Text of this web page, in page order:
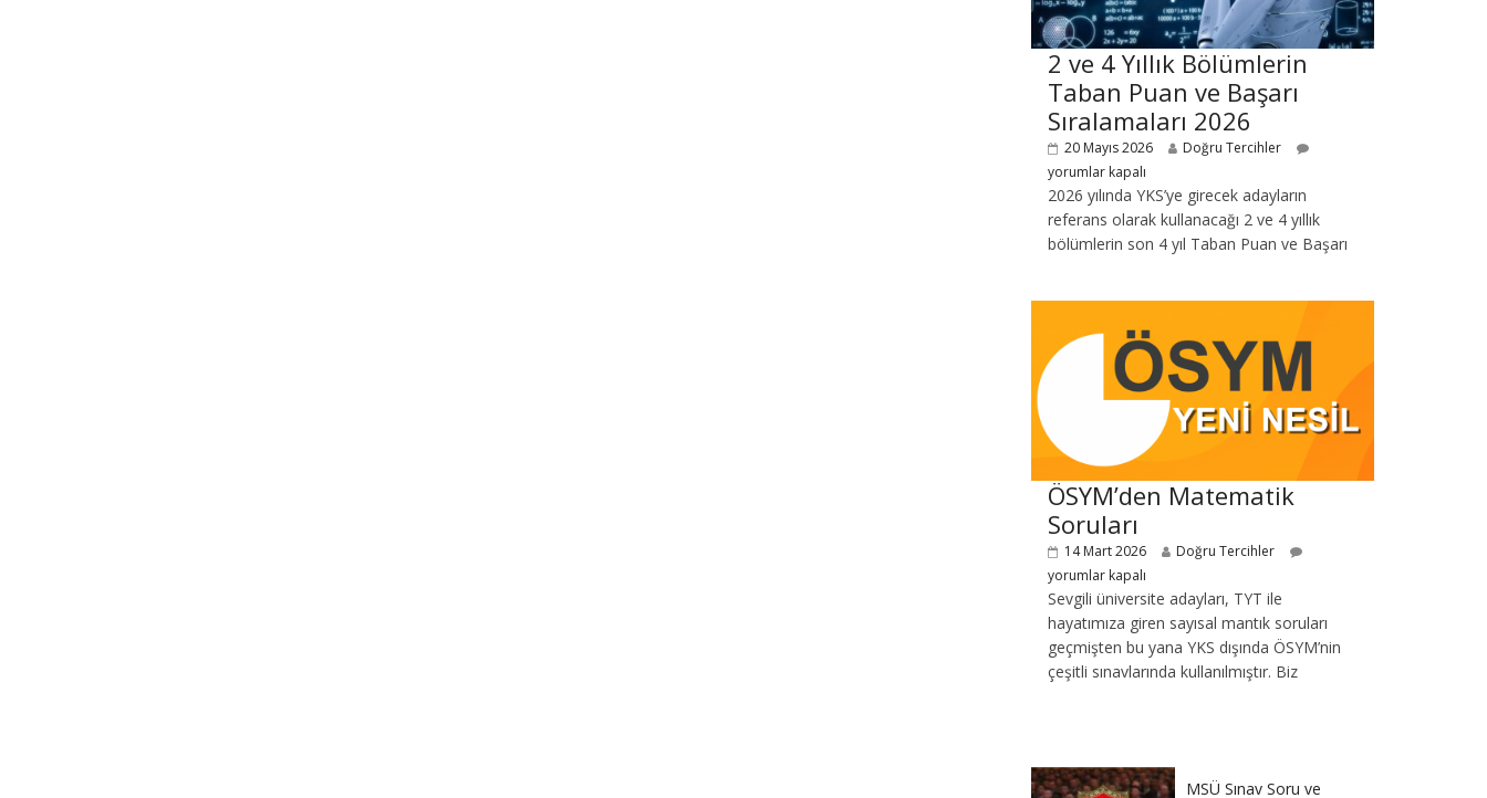
2 ve 4 Yıllık Bölümlerin
Taban Puan ve Başarı
Sıralamaları 2026
20 Mayıs 2026
Doğru Tercihler
yorumlar kapalı
2026 yılında YKS’ye girecek adayların
referans olarak kullanacağı 2 ve 4 yıllık
bölümlerin son 4 yıl Taban Puan ve Başarı
ÖSYM’den Matematik
Soruları
14 Mart 2026
Doğru Tercihler
yorumlar kapalı
Sevgili üniversite adayları, TYT ile
hayatımıza giren sayısal mantık soruları
geçmişten bu yana YKS dışında ÖSYM’nin
çeşitli sınavlarında kullanılmıştır. Biz
MSÜ Sınav Soru ve